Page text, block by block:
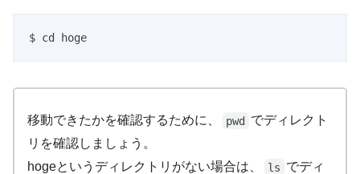
$ cd hoge
移動できたかを確認するために、 pwd でディレクト
リを確認しましょう。
hogeというディレクトリがない場合は、
ls でディ